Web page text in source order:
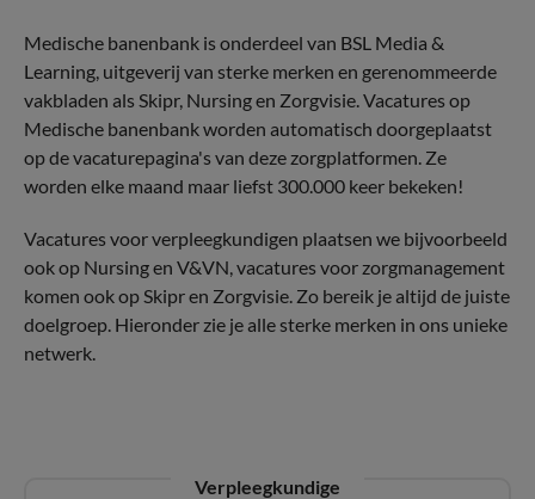
Medische banenbank is onderdeel van BSL Media &
Learning, uitgeverij van sterke merken en gerenommeerde
vakbladen als Skipr, Nursing en Zorgvisie. Vacatures op
Medische banenbank worden automatisch doorgeplaatst
op de vacaturepagina's van deze zorgplatformen. Ze
worden elke maand maar liefst 300.000 keer bekeken!
Vacatures voor verpleegkundigen plaatsen we bijvoorbeeld
ook op Nursing en V&VN, vacatures voor zorgmanagement
komen ook op Skipr en Zorgvisie. Zo bereik je altijd de juiste
doelgroep. Hieronder zie je alle sterke merken in ons unieke
netwerk.
Verpleegkundige